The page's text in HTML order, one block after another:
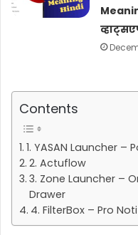
Contents
1. YASAN Launcher –
2. Actuflow
3. Zone Launcher –
Drawer
4. FilterBox – Pro